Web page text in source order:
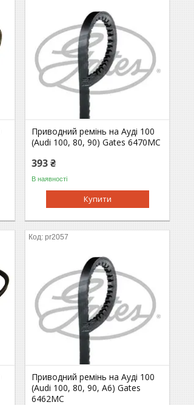
Приводний ремінь на Ауді 100
(Audi 100, 80, 90) Gates 6470MC
393 ₴
В наявності
Купити
pr2057
Приводний ремінь на Ауді 100
(Audi 100, 80, 90, A6) Gates
6462MC